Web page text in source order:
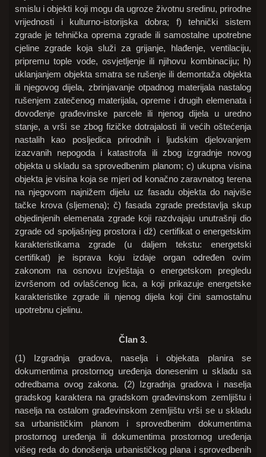
Član 3.
(1) Izgradnja gradova, naselja i objekata planira se
dokumentima prostornog uređenja donesenim u skladu sa
odredbama ovog zakona. (2) Izgradnja gradova i naselja
gradskog karaktera na gradskom građevinskom zemljištu i
naselja na ostalom građevinskom zemljištu vrši se u skladu
sa urbanističkim planom i sprovedbenim dokumentima
prostornog uređenja ili dokumentima prostornog uređenja
višeg reda do donošenja urbanističkog plana i sprovedbenih